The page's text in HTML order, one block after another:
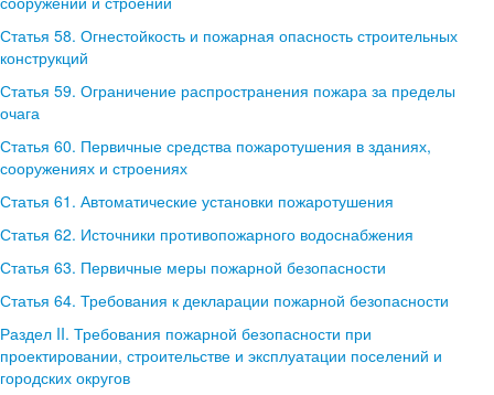
Статья 58. Огнестойкость и пожарная опасность строительных
конструкций
Статья 59. Ограничение распространения пожара за пределы
очага
Статья 60. Первичные средства пожаротушения в зданиях,
сооружениях и строениях
Статья 61. Автоматические установки пожаротушения
Статья 62. Источники противопожарного водоснабжения
Статья 63. Первичные меры пожарной безопасности
Статья 64. Требования к декларации пожарной безопасности
Раздел II. Требования пожарной безопасности при
проектировании, строительстве и эксплуатации поселений и
городских округов